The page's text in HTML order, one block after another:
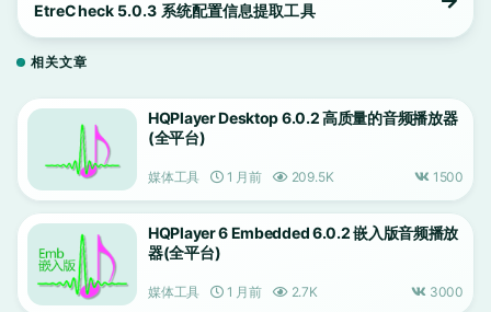
EtreCheck 5.0.3 系统配置信息提取工具
相关文章
HQPlayer Desktop 6.0.2 高质量的音频播放器
(全平台)
媒体工具 1 月前 209.5K 1500
HQPlayer 6 Embedded 6.0.2 嵌入版音频播放
器(全平台)
媒体工具 1 月前 2.7K 3000